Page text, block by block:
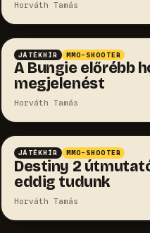
Horváth Tamás
JÁTÉKHÍR MMO-SHOOTER
A Bungie előrébb
megjelenést
Horváth Tamás
JÁTÉKHÍR MMO-SHOOTER
Destiny 2
eddig tudunk
Horváth Tamás